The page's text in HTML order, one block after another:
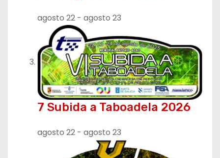
agosto 22 - agosto 23
7 Subida a Taboadela 2026
agosto 22 - agosto 23